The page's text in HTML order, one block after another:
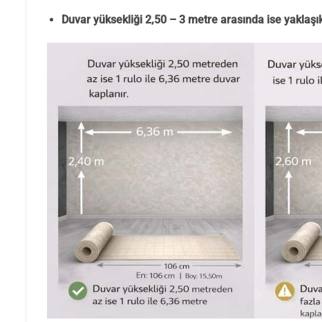
Duvar yüksekliği 2,50 – 3 metre arasında ise